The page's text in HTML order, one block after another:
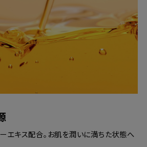
エキス配合。お肌を潤いに満ちた状態へ